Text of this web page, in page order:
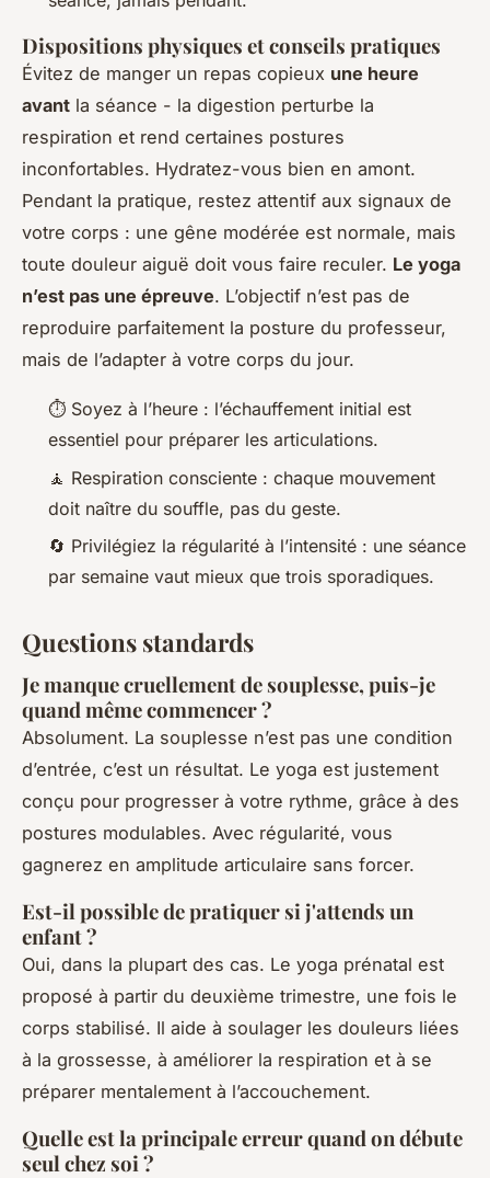
Dispositions physiques et conseils pratiques
Évitez de manger un repas copieux une heure
avant la séance - la digestion perturbe la
respiration et rend certaines postures
inconfortables. Hydratez-vous bien en amont.
Pendant la pratique, restez attentif aux signaux de
votre corps : une gêne modérée est normale, mais
toute douleur aiguë doit vous faire reculer. Le yoga
n’est pas une épreuve. L’objectif n’est pas de
reproduire parfaitement la posture du professeur,
mais de l’adapter à votre corps du jour.
⏱️ Soyez à l’heure : l’échauffement initial est
essentiel pour préparer les articulations.
🧘 Respiration consciente : chaque mouvement
doit naître du souffle, pas du geste.
🔄 Privilégiez la régularité à l’intensité : une séance
par semaine vaut mieux que trois sporadiques.
Questions standards
Je manque cruellement de souplesse, puis-je
quand même commencer ?
Absolument. La souplesse n’est pas une condition
d’entrée, c’est un résultat. Le yoga est justement
conçu pour progresser à votre rythme, grâce à des
postures modulables. Avec régularité, vous
gagnerez en amplitude articulaire sans forcer.
Est-il possible de pratiquer si j'attends un
enfant ?
Oui, dans la plupart des cas. Le yoga prénatal est
proposé à partir du deuxième trimestre, une fois le
corps stabilisé. Il aide à soulager les douleurs liées
à la grossesse, à améliorer la respiration et à se
préparer mentalement à l’accouchement.
Quelle est la principale erreur quand on débute
seul chez soi ?